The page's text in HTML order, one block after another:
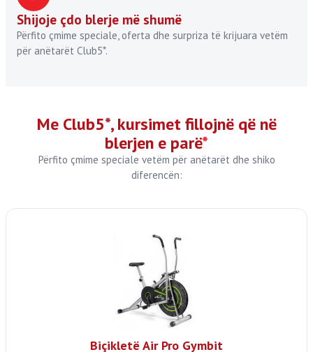
Shijoje çdo blerje më shumë
Përfito çmime speciale, oferta dhe surpriza të krijuara vetëm
për anëtarët Club5*.
Me Club5*, kursimet fillojnë që në
blerjen e parë*
Përfito çmime speciale vetëm për anëtarët dhe shiko
diferencën:
Biçikletë Air Pro Gymbit